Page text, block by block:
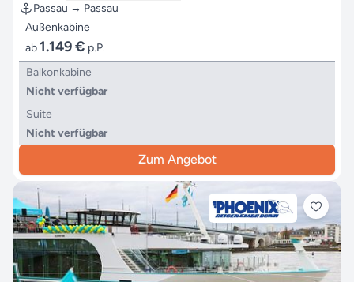
Passau → Passau
Außenkabine
ab1.149 € p.P.
Balkonkabine
Nicht verfügbar
Suite
Nicht verfügbar
Zum Angebot